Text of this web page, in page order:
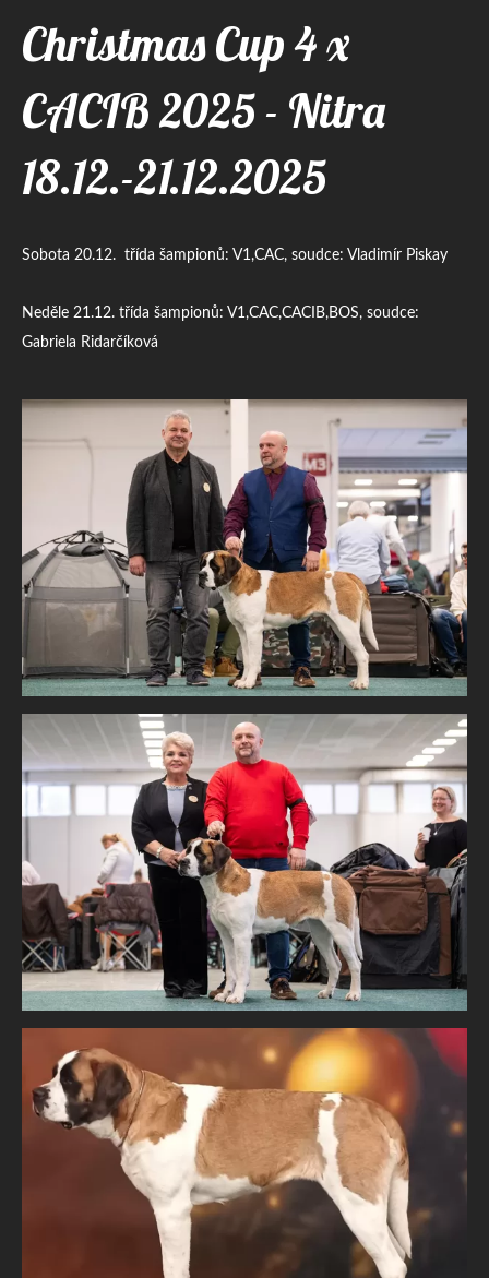
Christmas Cup 4 x
CACIB 2025 - Nitra
18.12.-21.12.2025
Sobota 20.12. třída šampionů: V1,CAC, soudce: Vladimír Piskay
Neděle 21.12. třída šampionů: V1,CAC,CACIB,BOS, soudce:
Gabriela Ridarčíková